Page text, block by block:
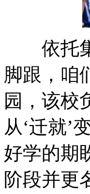
依托集
脚跟，咱
园，该
从‘迁就’
好学的期
阶段并